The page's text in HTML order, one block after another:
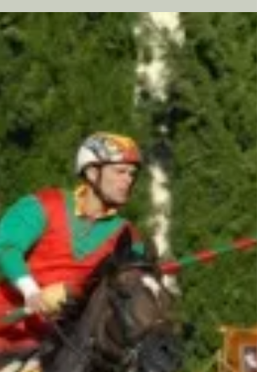
21 feb 2021
28 ║ Een noodlottige dijkbreuk
Vajont, Feltre en de Heilige Corona